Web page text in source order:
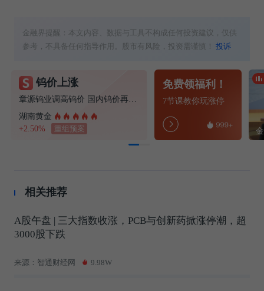
金融界提醒：本文内容、数据与工具不构成任何投资建议，仅供
参考，不具备任何指导作用。股市有风险，投资需谨慎！投诉
钨价上涨
章源钨业调高钨价 国内钨价再现涨价迹象
湖南黄金
+2.50%
重组预案
免费领福利！
7节课教你玩涨停
相关推荐
A股午盘 | 三大指数收涨，PCB与创新药掀涨停潮，超
3000股下跌
来源：智通财经网 9.98W